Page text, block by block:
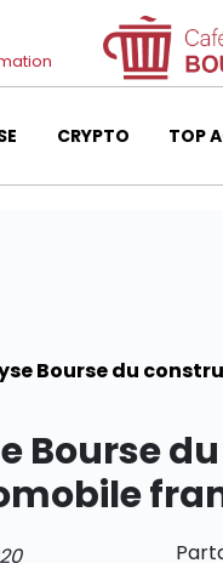
CRYPTO TOP
Bourse du
Bourse du